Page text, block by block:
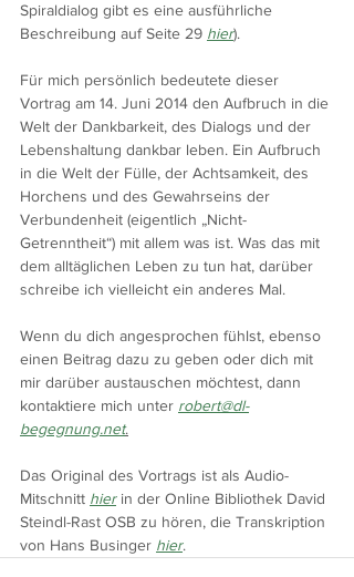
Spiraldialog gibt es eine ausführliche
Beschreibung auf Seite 29 hier).
Für mich persönlich bedeutete dieser
Vortrag am 14. Juni 2014 den Aufbruch in die
Welt der Dankbarkeit, des Dialogs und der
Lebenshaltung dankbar leben. Ein Aufbruch
in die Welt der Fülle, der Achtsamkeit, des
Horchens und des Gewahrseins der
Verbundenheit (eigentlich „Nicht-
Getrenntheit“) mit allem was ist. Was das mit
dem alltäglichen Leben zu tun hat, darüber
schreibe ich vielleicht ein anderes Mal.
Wenn du dich angesprochen fühlst, ebenso
einen Beitrag dazu zu geben oder dich mit
mir darüber austauschen möchtest, dann
kontaktiere mich unter robert@dl-
begegnung.net.
Das Original des Vortrags ist als Audio-
Mitschnitt hier in der Online Bibliothek David
Steindl-Rast OSB zu hören, die Transkription
von Hans Businger hier.